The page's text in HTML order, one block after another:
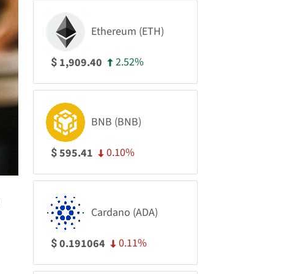
Ethereum (ETH)
$ 1,909.40 2.52%
BNB (BNB)
$595.41 0.10%
Cardano (ADA)
$0.191064 0.11%